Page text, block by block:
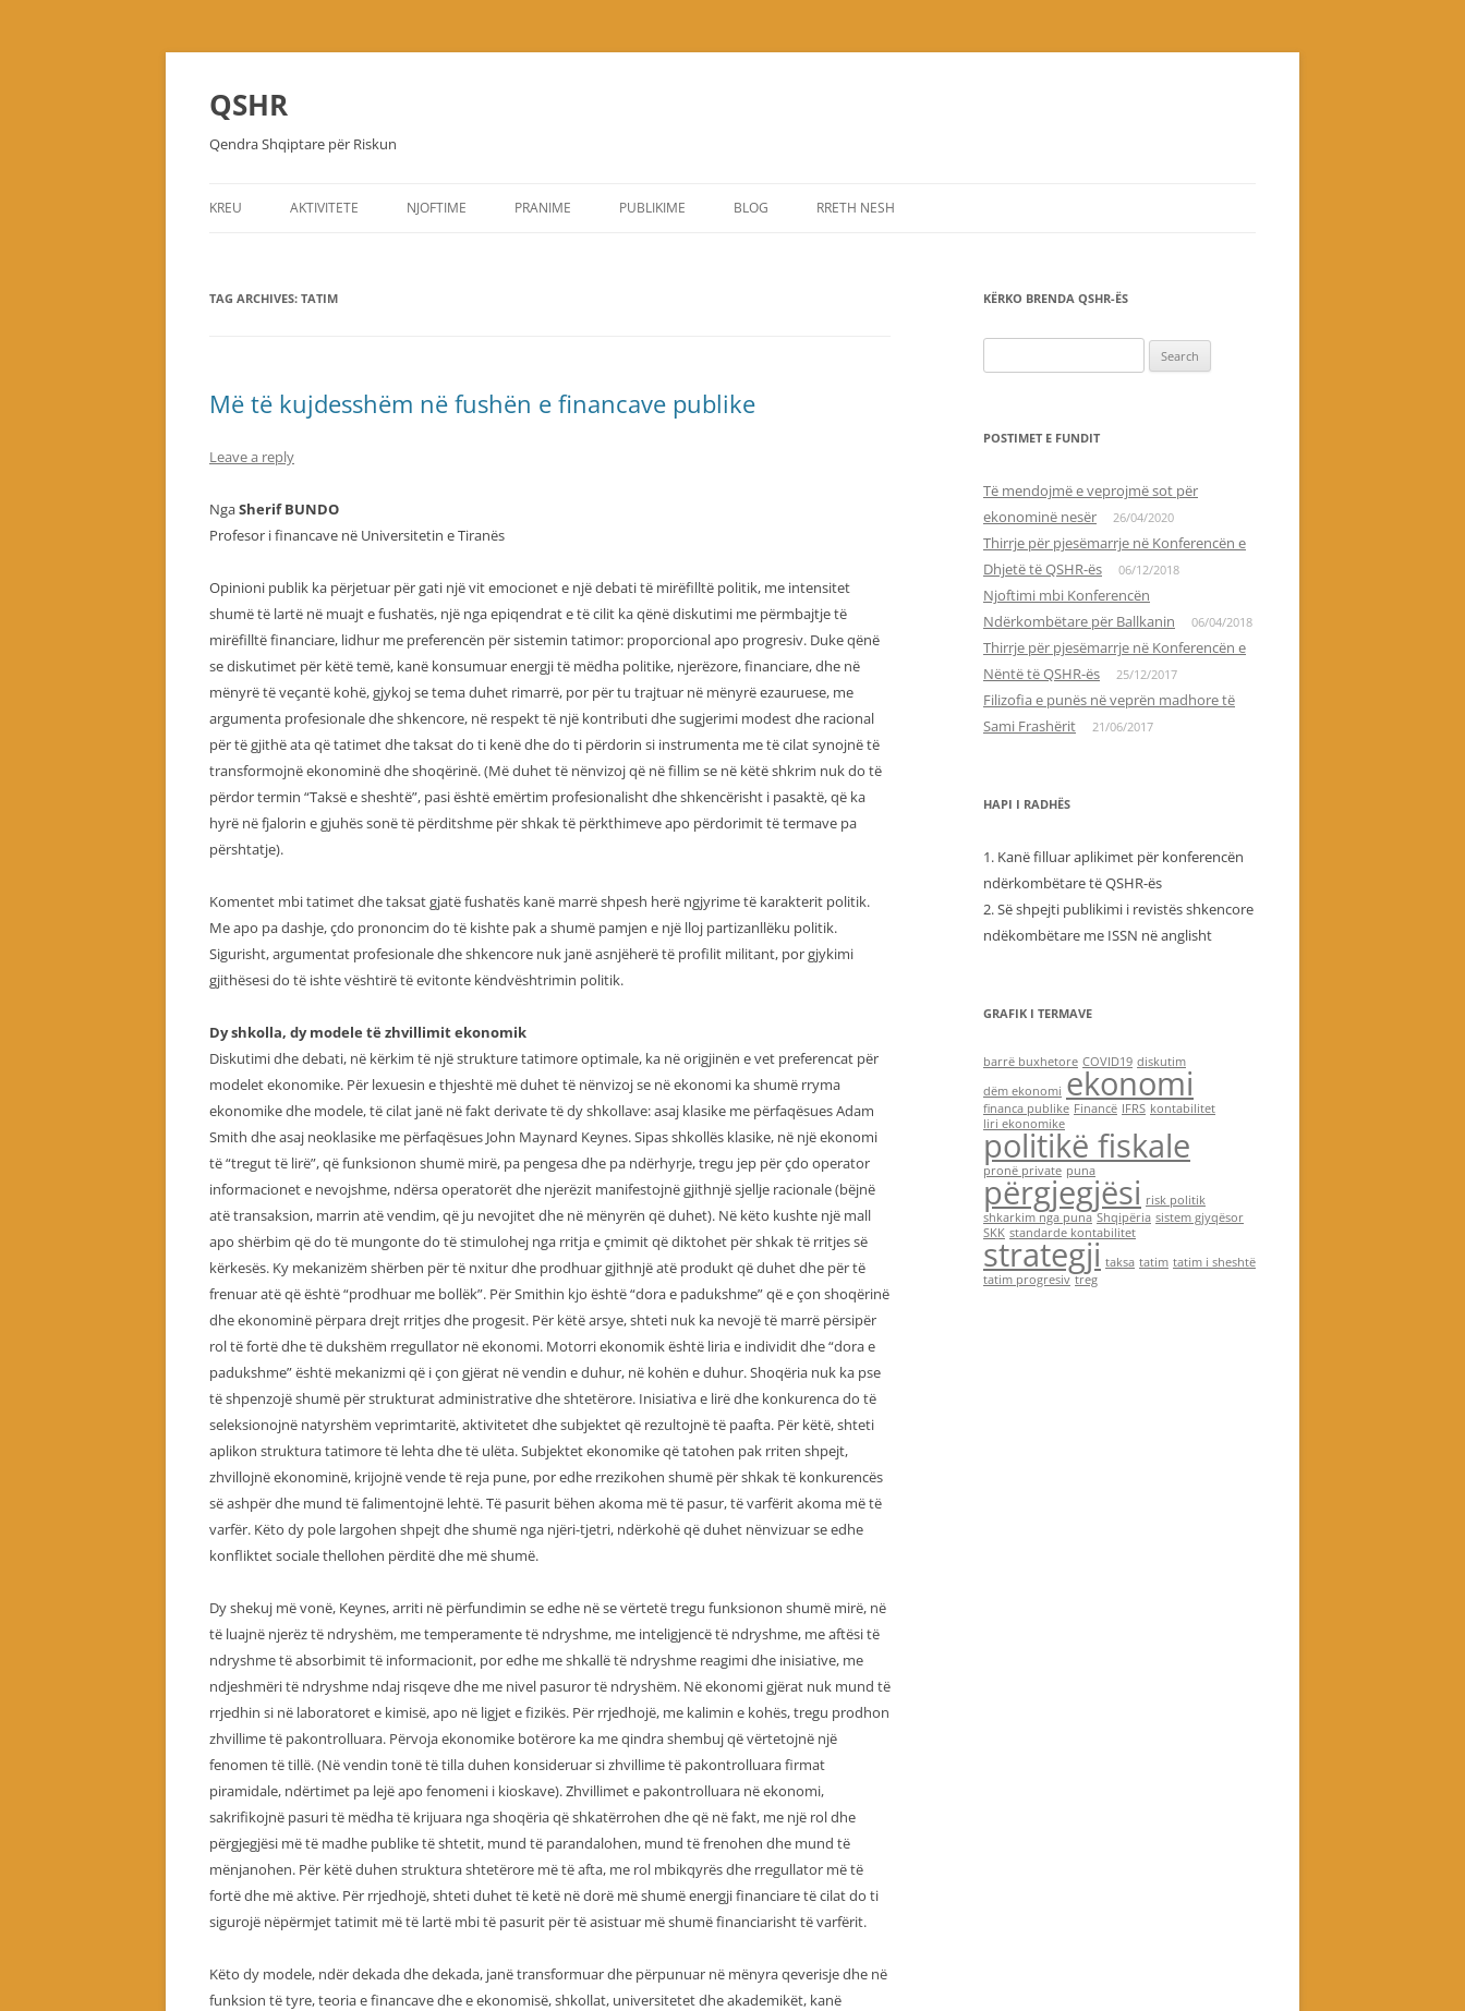
Skip
QSHR
Qendra Shqiptare për Riskun
KREU AKTIVITETE NJOFTIME PRANIME PUBLIKIME BLOG RRETH NESH
TAG ARCHIVES: TATIM
Më të kujdesshëm në fushën e financave publike
Leave a reply
NgaSherif BUNDO
Profesor i financave në Universitetin e Tiranës
Opinioni publik ka përjetuar për gati një vit emocionet e një debati të mirëfilltë politik, me intensitet
shumë të lartë në muajt e fushatës, një nga epiqendrat e të cilit ka qënë diskutimi me përmbajtje të
mirëfilltë financiare, lidhur me preferencën për sistemin tatimor: proporcional apo progresiv. Duke qënë
se diskutimet për këtë temë, kanë konsumuar energji të mëdha politike, njerëzore, financiare, dhe në
mënyrë të veçantë kohë, gjykoj se tema duhet rimarrë, por për tu trajtuar në mënyrë ezauruese, me
argumenta profesionale dhe shkencore, në respekt të një kontributi dhe sugjerimi modest dhe racional
për të gjithë ata që tatimet dhe taksat do ti kenë dhe do ti përdorin si instrumenta me të cilat synojnë të
transformojnë ekonominë dhe shoqërinë. (Më duhet të nënvizoj që në fillim se në këtë shkrim nuk do të
përdor termin “Taksë e sheshtë”, pasi është emërtim profesionalisht dhe shkencërisht i pasaktë, që ka
hyrë në fjalorin e gjuhës sonë të përditshme për shkak të përkthimeve apo përdorimit të termave pa
përshtatje).
Komentet mbi tatimet dhe taksat gjatë fushatës kanë marrë shpesh herë ngjyrime të karakterit politik.
Me apo pa dashje, çdo prononcim do të kishte pak a shumë pamjen e një lloj partizanllëku politik.
Sigurisht, argumentat profesionale dhe shkencore nuk janë asnjëherë të profilit militant, por gjykimi
gjithësesi do të ishte vështirë të evitonte këndvështrimin politik.
Dy shkolla, dy modele të zhvillimit ekonomik
Diskutimi dhe debati, në kërkim të një strukture tatimore optimale, ka në origjinën e vet preferencat për
modelet ekonomike. Për lexuesin e thjeshtë më duhet të nënvizoj se në ekonomi ka shumë rryma
ekonomike dhe modele, të cilat janë në fakt derivate të dy shkollave: asaj klasike me përfaqësues Adam
Smith dhe asaj neoklasike me përfaqësues John Maynard Keynes. Sipas shkollës klasike, në një ekonomi
të “tregut të lirë”, që funksionon shumë mirë, pa pengesa dhe pa ndërhyrje, tregu jep për çdo operator
informacionet e nevojshme, ndërsa operatorët dhe njerëzit manifestojnë gjithnjë sjellje racionale (bëjnë
atë transaksion, marrin atë vendim, që ju nevojitet dhe në mënyrën që duhet). Në këto kushte një mall
apo shërbim që do të mungonte do të stimulohej nga rritja e çmimit që diktohet për shkak të rritjes së
kërkesës. Ky mekanizëm shërben për të nxitur dhe prodhuar gjithnjë atë produkt që duhet dhe për të
frenuar atë që është “prodhuar me bollëk”. Për Smithin kjo është “dora e padukshme” që e çon shoqërinë
dhe ekonominë përpara drejt rritjes dhe progesit. Për këtë arsye, shteti nuk ka nevojë të marrë përsipër
rol të fortë dhe të dukshëm rregullator në ekonomi. Motorri ekonomik është liria e individit dhe “dora e
padukshme” është mekanizmi që i çon gjërat në vendin e duhur, në kohën e duhur. Shoqëria nuk ka pse
të shpenzojë shumë për strukturat administrative dhe shtetërore. Inisiativa e lirë dhe konkurenca do të
seleksionojnë natyrshëm veprimtaritë, aktivitetet dhe subjektet që rezultojnë të paafta. Për këtë, shteti
aplikon struktura tatimore të lehta dhe të ulëta. Subjektet ekonomike që tatohen pak rriten shpejt,
zhvillojnë ekonominë, krijojnë vende të reja pune, por edhe rrezikohen shumë për shkak të konkurencës
së ashpër dhe mund të falimentojnë lehtë. Të pasurit bëhen akoma më të pasur, të varfërit akoma më të
varfër. Këto dy pole largohen shpejt dhe shumë nga njëri-tjetri, ndërkohë që duhet nënvizuar se edhe
konfliktet sociale thellohen përditë dhe më shumë.
Dy shekuj më vonë, Keynes, arriti në përfundimin se edhe në se vërtetë tregu funksionon shumë mirë, në
të luajnë njerëz të ndryshëm, me temperamente të ndryshme, me inteligjencë të ndryshme, me aftësi të
ndryshme të absorbimit të informacionit, por edhe me shkallë të ndryshme reagimi dhe inisiative, me
ndjeshmëri të ndryshme ndaj risqeve dhe me nivel pasuror të ndryshëm. Në ekonomi gjërat nuk mund të
rrjedhin si në laboratoret e kimisë, apo në ligjet e fizikës. Për rrjedhojë, me kalimin e kohës, tregu prodhon
zhvillime të pakontrolluara. Përvoja ekonomike botërore ka me qindra shembuj që vërtetojnë një
fenomen të tillë. (Në vendin tonë të tilla duhen konsideruar si zhvillime të pakontrolluara firmat
piramidale, ndërtimet pa lejë apo fenomeni i kioskave). Zhvillimet e pakontrolluara në ekonomi,
sakrifikojnë pasuri të mëdha të krijuara nga shoqëria që shkatërrohen dhe që në fakt, me një rol dhe
përgjegjësi më të madhe publike të shtetit, mund të parandalohen, mund të frenohen dhe mund të
mënjanohen. Për këtë duhen struktura shtetërore më të afta, me rol mbikqyrës dhe rregullator më të
fortë dhe më aktive. Për rrjedhojë, shteti duhet të ketë në dorë më shumë energji financiare të cilat do ti
sigurojë nëpërmjet tatimit më të lartë mbi të pasurit për të asistuar më shumë financiarisht të varfërit.
Këto dy modele, ndër dekada dhe dekada, janë transformuar dhe përpunuar në mënyra qeverisje dhe në
funksion të tyre, teoria e financave dhe e ekonomisë, shkollat, universitetet dhe akademikët, kanë
KËRKO BRENDA QSHR-ËS
for:
POSTIMET E FUNDIT
Të mendojmë e veprojmë sot për
ekonominë nesër
26/04/2020
Thirrje për pjesëmarrje në Konferencën e
Dhjetë të QSHR-ës
06/12/2018
Njoftimi mbi Konferencën
Ndërkombëtare për Ballkanin
06/04/2018
Thirrje për pjesëmarrje në Konferencën e
Nëntë të QSHR-ës
25/12/2017
Filizofia e punës në veprën madhore të
Sami Frashërit
21/06/2017
HAPI I RADHËS
1. Kanë filluar aplikimet për konferencën
ndërkombëtare të QSHR-ës
2. Së shpejti publikimi i revistës shkencore
ndëkombëtare me ISSN në anglisht
GRAFIK I TERMAVE
barrë buxhetore COVID19 diskutim
dëm ekonomi ekonomi
financa publike Financë IFRS kontabilitet
liri ekonomike
politikë fiskale
pronë private puna
përgjegjësi risk politik
shkarkim nga puna Shqipëria sistem gjyqësor
SKK standarde kontabilitet
strategji taksa tatim tatim i sheshtë
tatim progresiv treg